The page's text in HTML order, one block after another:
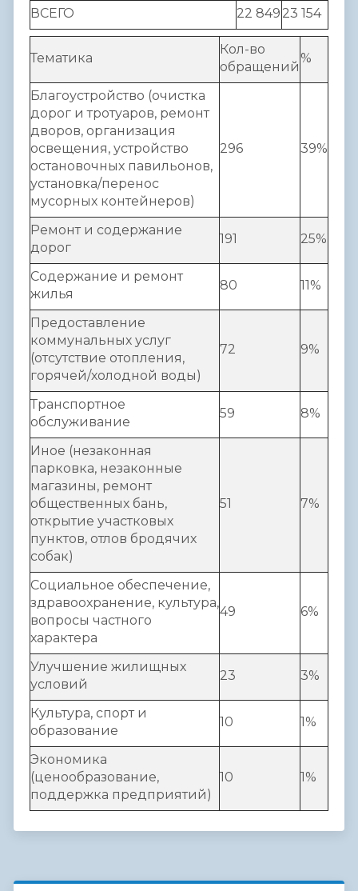
ВСЕГО
22 849 23 154
Тематика
Кол-во
обращений
%
Благоустройство (очистка
дорог и тротуаров, ремонт
дворов, организация
освещения, устройство
остановочных павильонов,
установка/перенос
мусорных контейнеров)
296 39%
Ремонт и содержание
дорог
191 25%
Содержание и ремонт
жилья
80 11%
Предоставление
коммунальных услуг
(отсутствие отопления,
горячей/холодной воды)
72 9%
Транспортное
обслуживание
59 8%
Иное (незаконная
парковка, незаконные
магазины, ремонт
общественных бань,
открытие участковых
пунктов, отлов бродячих
собак)
51 7%
Социальное обеспечение,
здравоохранение, культура,
вопросы частного
характера
49 6%
Улучшение жилищных
условий
23 3%
Культура, спорт и
образование
10 1%
Экономика
(ценообразование,
поддержка предприятий)
10 1%